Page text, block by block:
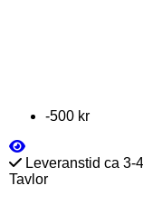
-500 kr
Leveranstid ca 3-
Tavlor